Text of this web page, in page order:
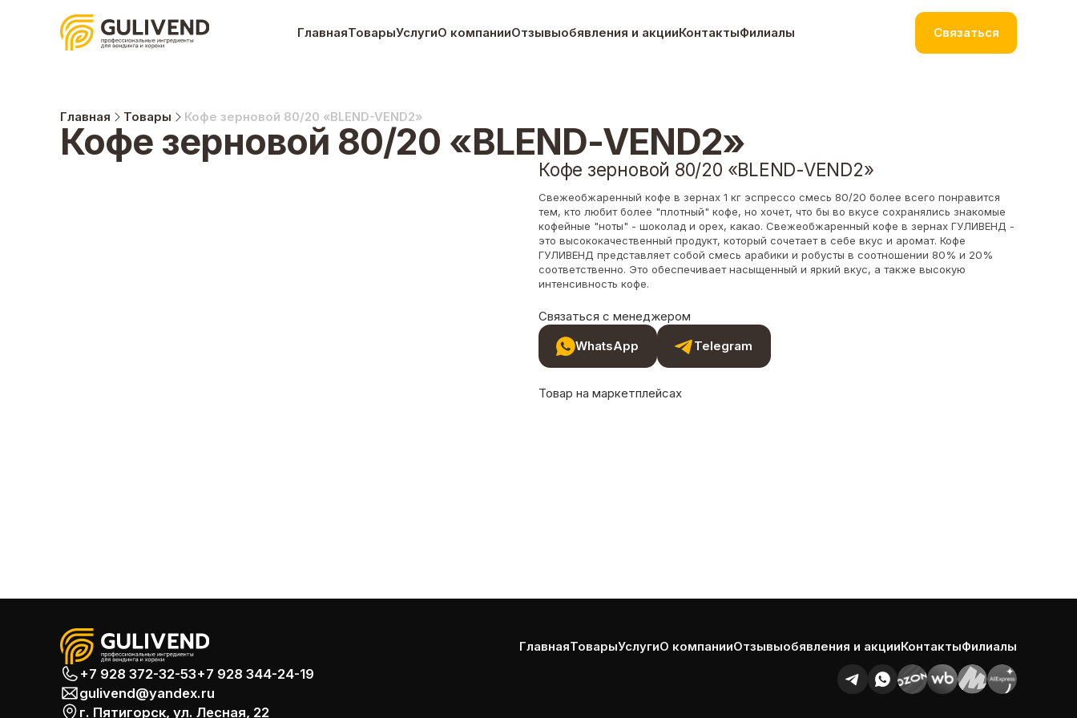
ГлавнаяТоварыУслугиО компанииОтзывыобявления и акцииКонтактыФилиалы Связаться
Главная Товары Кофе зерновой 80/20 «BLEND-VEND2»
Кофе зерновой 80/20 «BLEND-VEND2»
Кофе зерновой 80/20 «BLEND-VEND2»
Свежеобжаренный кофе в зернах 1 кг эспрессо смесь 80/20 более всего понравится
тем, кто любит более "плотный" кофе, но хочет, что бы во вкусе сохранялись знакомые
кофейные "ноты" - шоколад и орех, какао. Свежеобжаренный кофе в зернах ГУЛИВЕНД -
это высококачественный продукт, который сочетает в себе вкус и аромат. Кофе
ГУЛИВЕНД представляет собой смесь арабики и робусты в соотношении 80% и 20%
соответственно. Это обеспечивает насыщенный и яркий вкус, а также высокую
интенсивность кофе.
Связаться с менеджером
WhatsApp Telegram
Товар на маркетплейсах
ГлавнаяТоварыУслугиО компанииОтзывыобявления и акцииКонтактыФилиалы
+7 928 372-32-53+7 928 344-24-19
gulivend@yandex.ru
г. Пятигорск, ул. Лесная, 22